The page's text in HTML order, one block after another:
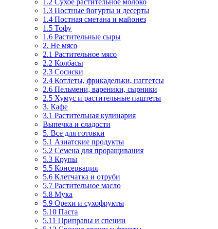
1.3 Постные йогурты и десерты
1.4 Постная сметана и майонез
1.5 Тофу
1.6 Растительные сыры
2. Не мясо
2.1 Растительное мясо
2.2 Колбасы
2.3 Сосиски
2.4 Котлеты, фрикадельки, наггетсы
2.6 Пельмени, вареники, сырники
2.5 Хумус и растительные паштеты
3. Кафе
3.1 Растительная кулинария
Выпечка и сладости
5. Все для готовки
5.1 Азиатские продукты
5.2 Семена для проращивания
5.3 Крупы
5.5 Консервация
5.6 Клетчатка и отруби
5.7 Растительное масло
5.8 Мука
5.9 Орехи и сухофрукты
5.10 Паста
5.11 Приправы и специи